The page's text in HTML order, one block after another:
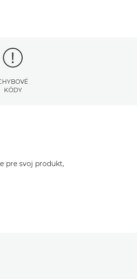
KÓDY
pre svoj produkt,